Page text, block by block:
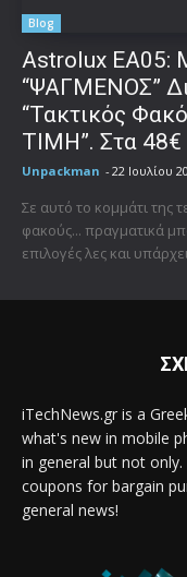
Blog
Astrolux ΕΑ05:
“ΨΑΓΜΕΝΟΣ”
“Τακτικός
ΤΙΜΗ”. Στα
Unpackman - 22 Ιουλίου
Σε αυτό το κομμάτι της
φακούς... πραγματικά
επιλογές λες και
iTechNews.gr is a
what's new in mobile
in general but not
coupons for bargain
general news!